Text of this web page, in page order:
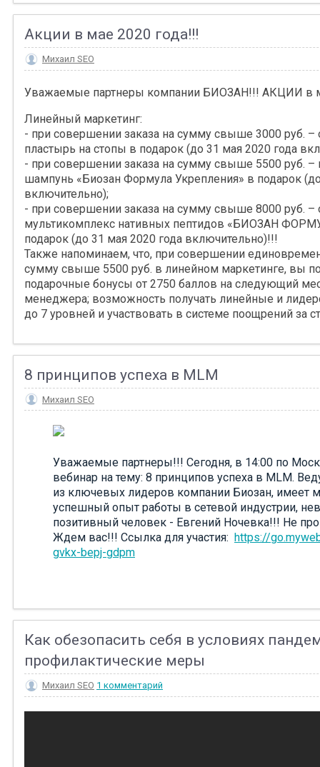
Акции в мае 2020 года!!!
Михаил SEO
Уважаемые партнеры компании БИОЗАН!!! АКЦИИ в
Линейный маркетинг:
- при совершении заказа на сумму свыше 3000 руб.
пластырь на стопы в подарок (до 31 мая 2020 года
- при совершении заказа на сумму свыше 5500 руб. –
шампунь «Биозан Формула Укрепления» в подарок
включительно);
- при совершении заказа на сумму свыше 8000 руб. –
мультикомплекс нативных пептидов «БИОЗАН
подарок (до 31 мая 2020 года включительно)!!!
Также напоминаем, что, при совершении
сумму свыше 5500 руб. в линейном маркетинге, вы
подарочные бонусы от 2750 баллов на следующий
менеджера; возможность получать линейные и
до 7 уровней и участвовать в системе поощрений за
8 принципов успеха в MLM
Михаил SEO
Уважаемые партнеры!!! Сегодня, в 14:00 по
вебинар на тему: 8 принципов успеха в MLM.
из ключевых лидеров компании Биозан, имеет
успешный опыт работы в сетевой индустрии,
позитивный человек - Евгений Ночевка!!! Не
Ждем вас!!! Ссылка для участия: https://
gvkx-bepj-gdpm
Как обезопасить себя в условиях
профилактические меры
Михаил SEO 1 комментарий